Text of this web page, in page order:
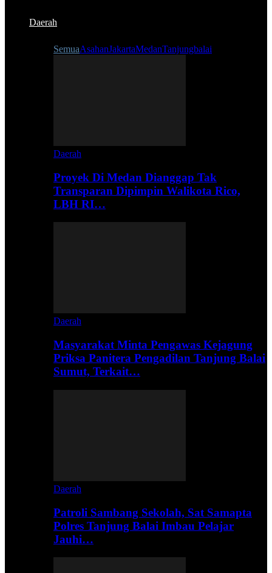
Daerah
SemuaAsahanJakartaMedanTanjungbalai
Daerah
Proyek Di Medan Dianggap Tak
Transparan Dipimpin Walikota Rico,
LBH RI…
Daerah
Masyarakat Minta Pengawas Kejagung
Priksa Panitera Pengadilan Tanjung Balai
Sumut, Terkait…
Daerah
Patroli Sambang Sekolah, Sat Samapta
Polres Tanjung Balai Imbau Pelajar
Jauhi…